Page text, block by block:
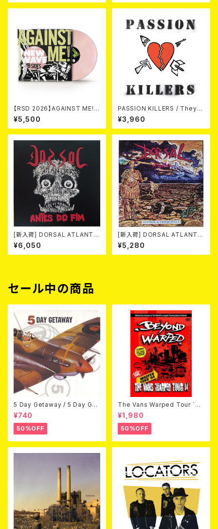
EN VINYL) (ITA / F.O.A.D.)
【RSD 2026】AGAINST ME! /
NEW WAVE B-SIDES [RSD V
INYL EP][Coloured Vinyl](1
2")
¥5,500
PASSION KILLERS / They K
ill Our Passion With Their
Hate And Wars LP
¥3,960
[新入荷] DORSAL ATLANTIC
A / ANTES DO FIM -40th an
niversary edition- (LP/LTD.
100 DIE-HARD MARBLE VIN
¥6,050
[新入荷] DORSAL ATLANTIC
A / DIVIDIR & CONQUISTAR
(LP/LTD.200 BLACK VINYL)
¥5,280
セール中の商品
5 Day Getaway / 5 Day Get
away (CDEP)
¥740
50%OFF
The Vans Warped Tour `04
Beyond Warped (国内盤DV
D)
¥1,980
50%OFF